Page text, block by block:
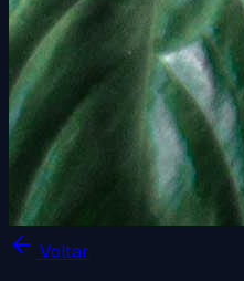
Voltar